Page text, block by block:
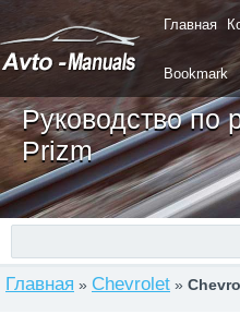
Главная
Bookmark
Руководство по
Prizm
Главная » Chevrolet »